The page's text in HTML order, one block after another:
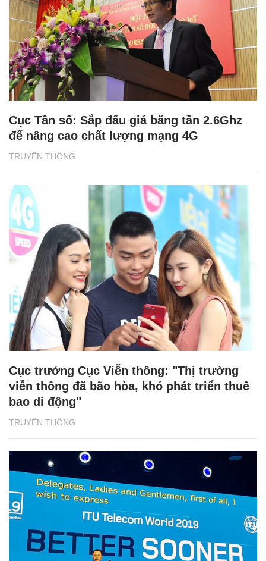
TRUYỀN THÔNG
Cục Tần số: Sắp đấu giá băng tần 2.6Ghz
để nâng cao chất lượng mạng 4G
TRUYỀN THÔNG
Cục trưởng Cục Viễn thông: "Thị trường
viễn thông đã bão hòa, khó phát triển thuê
bao di động"